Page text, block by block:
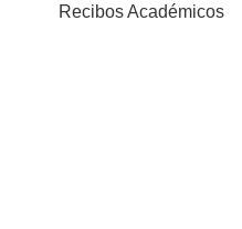
Recibos Académicos